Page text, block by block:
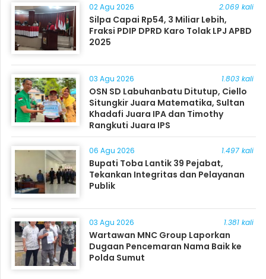
02 Agu 2026 2.069 kali
Silpa Capai Rp54, 3 Miliar Lebih,
Fraksi PDIP DPRD Karo Tolak LPJ APBD
2025
03 Agu 2026 1.803 kali
OSN SD Labuhanbatu Ditutup, Ciello
Situngkir Juara Matematika, Sultan
Khadafi Juara IPA dan Timothy
Rangkuti Juara IPS
06 Agu 2026 1.497 kali
Bupati Toba Lantik 39 Pejabat,
Tekankan Integritas dan Pelayanan
Publik
03 Agu 2026 1.381 kali
Wartawan MNC Group Laporkan
Dugaan Pencemaran Nama Baik ke
Polda Sumut